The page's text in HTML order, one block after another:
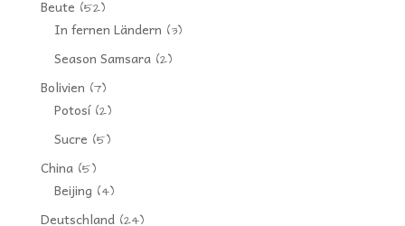
Beute (52)
In fernen Ländern (3)
Season Samsara(2)
Bolivien (7)
Potosí(2)
Sucre (5)
China(5)
Beijing (4)
Deutschland(24)